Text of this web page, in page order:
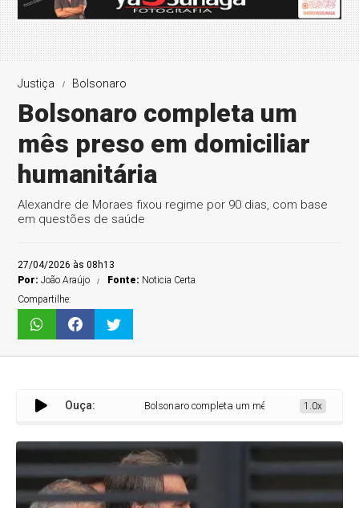
Justiça Bolsonaro
Bolsonaro completa um
mês preso em domiciliar
humanitária
Alexandre de Moraes fixou regime por 90 dias, com base
em questões de saúde
27/04/2026 às 08h13
Por:João Araújo Fonte: Noticia Certa
Compartilhe:
Ouça: Bolsonaro completa um mês preso em domiciliar
1.0x